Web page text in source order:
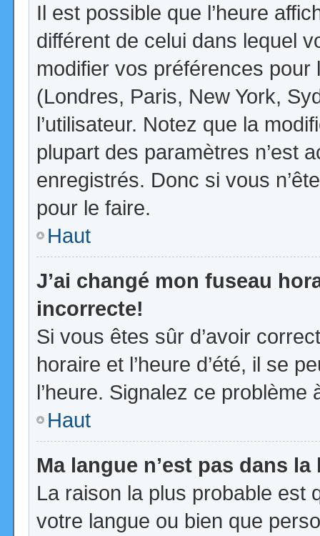
Il est possible que l’heure
différent de celui dans lequel
modifier vos préférences
(Londres, Paris, New York,
l’utilisateur. Notez que la
plupart des paramètres n’est
enregistrés. Donc si vous
pour le faire.
Haut
J’ai changé mon fuseau
incorrecte!
Si vous êtes sûr d’avoir
horaire et l’heure d’été, il se
l’heure. Signalez ce problème
Haut
Ma langue n’est pas dans la
La raison la plus probable est
votre langue ou bien que